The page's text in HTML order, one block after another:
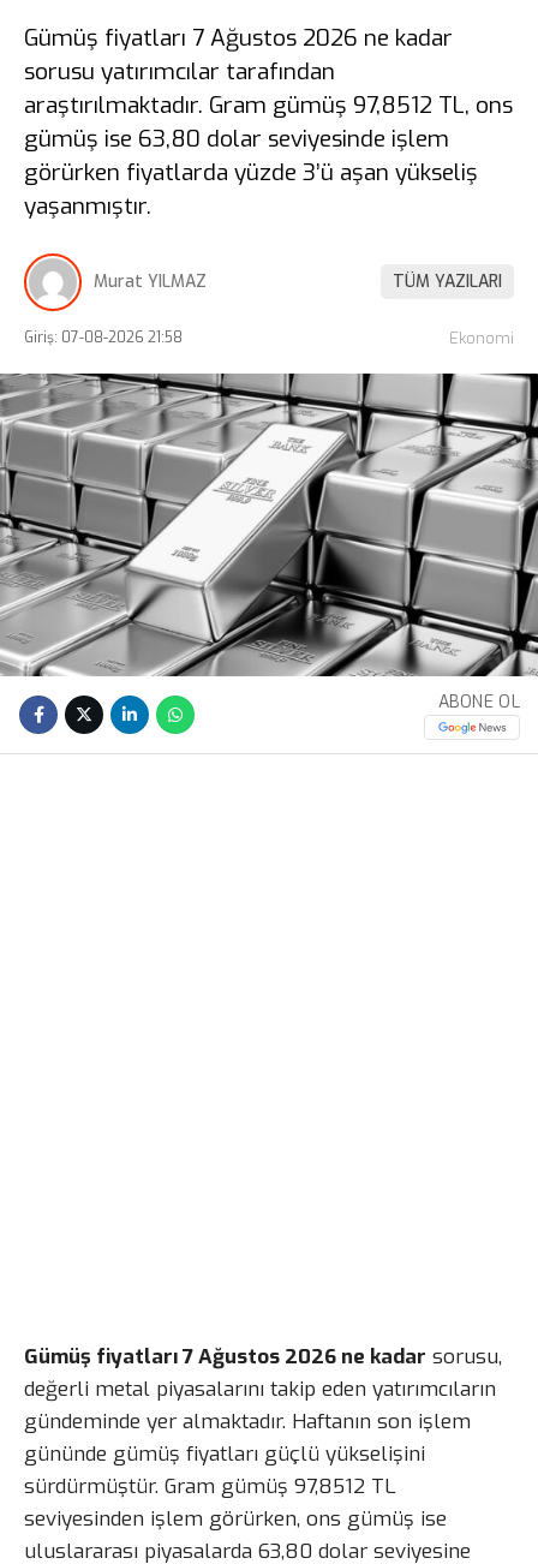
Gümüş fiyatları 7 Ağustos 2026 ne kadar
sorusu yatırımcılar tarafından
araştırılmaktadır. Gram gümüş 97,8512 TL, ons
gümüş ise 63,80 dolar seviyesinde işlem
görürken fiyatlarda yüzde 3’ü aşan yükseliş
yaşanmıştır.
Murat YILMAZ TÜM YAZILARI
Giriş: 07-08-2026 21:58 Ekonomi
ABONE OL
Gümüş fiyatları 7 Ağustos 2026 ne kadar sorusu,
değerli metal piyasalarını takip eden yatırımcıların
gündeminde yer almaktadır. Haftanın son işlem
gününde gümüş fiyatları güçlü yükselişini
sürdürmüştür. Gram gümüş 97,8512 TL
seviyesinden işlem görürken, ons gümüş ise
uluslararası piyasalarda 63,80 dolar seviyesine